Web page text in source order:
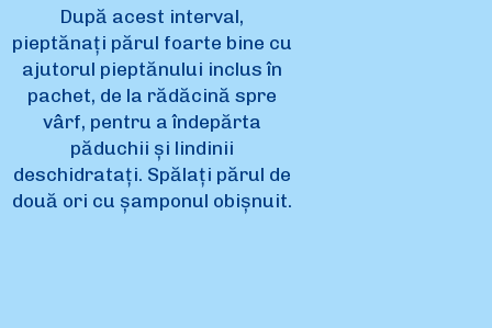
După acest interval,
pieptănați părul foarte bine cu
ajutorul pieptănului inclus în
pachet, de la rădăcină spre
vârf, pentru a îndepărta
păduchii și lindinii
deschidratați. Spălați părul de
două ori cu șamponul obișnuit.